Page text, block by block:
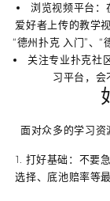
浏览视频平台 ：
爱好者上传的教学
“德州扑克 入门”、“
关注专业扑克社
习平台，会
面对众多的学习资
1. 打好基础 ：不要
选择、 底池赔率等